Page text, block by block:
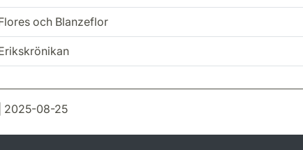
och Blanzeflor
2025-08-25